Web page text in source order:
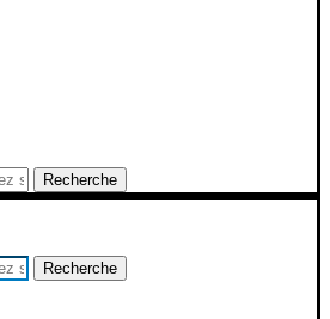
Recherche
Recherche